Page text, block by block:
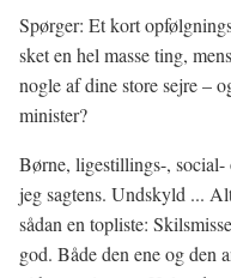
Spørger: Et kort
sket en hel masse ting,
nogle af dine store sejre –
minister?
Børne, ligestillings-, social-
jeg sagtens. Undskyld ...
sådan en topliste:
god. Både den ene og den